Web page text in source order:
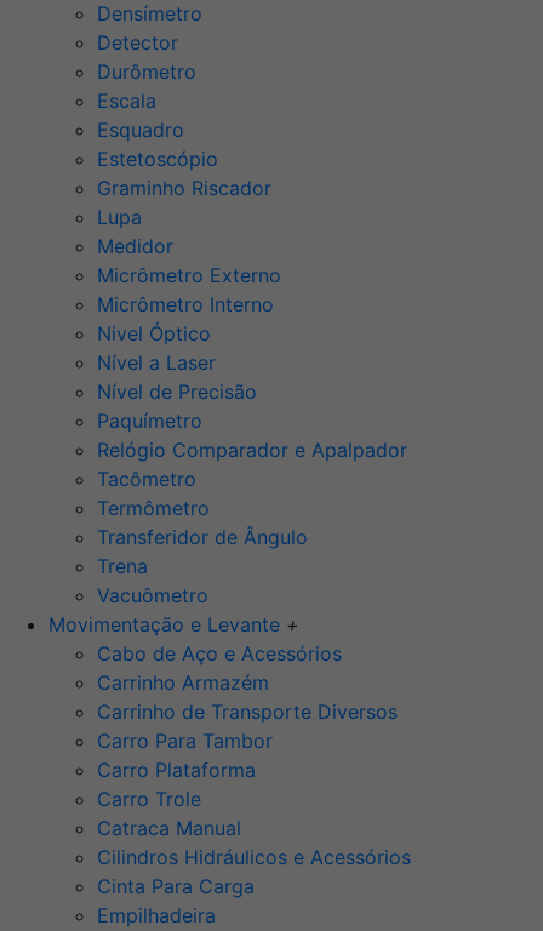
Densímetro
Detector
Durômetro
Escala
Esquadro
Estetoscópio
Graminho Riscador
Lupa
Medidor
Micrômetro Externo
Micrômetro Interno
Nivel Óptico
Nível a Laser
Nível de Precisão
Paquímetro
Relógio Comparador e Apalpador
Tacômetro
Termômetro
Transferidor de Ângulo
Trena
Vacuômetro
Movimentação e Levante +
Cabo de Aço e Acessórios
Carrinho Armazém
Carrinho de Transporte Diversos
Carro Para Tambor
Carro Plataforma
Carro Trole
Catraca Manual
Cilindros Hidráulicos e Acessórios
Cinta Para Carga
Empilhadeira